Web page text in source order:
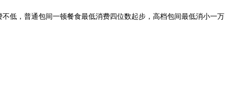
，普通包间一顿餐食最低消费四位数起步，高档包间最低消小一万